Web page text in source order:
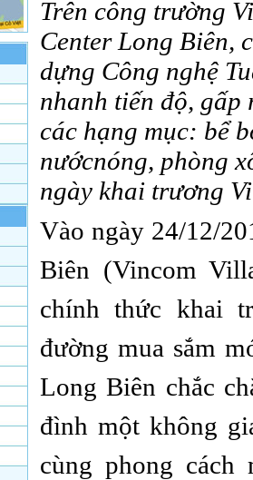
Trên công trường
Center Long Biên,
dựng Công nghệ
nhanh tiến độ,
các hạng mục: bể
nướcnóng, phòng
ngày khai trương
Vào ngày 24/12/
Biên (Vincom
chính thức khai
đường mua sắm
Long Biên chắc
đình một không
cùng phong cách